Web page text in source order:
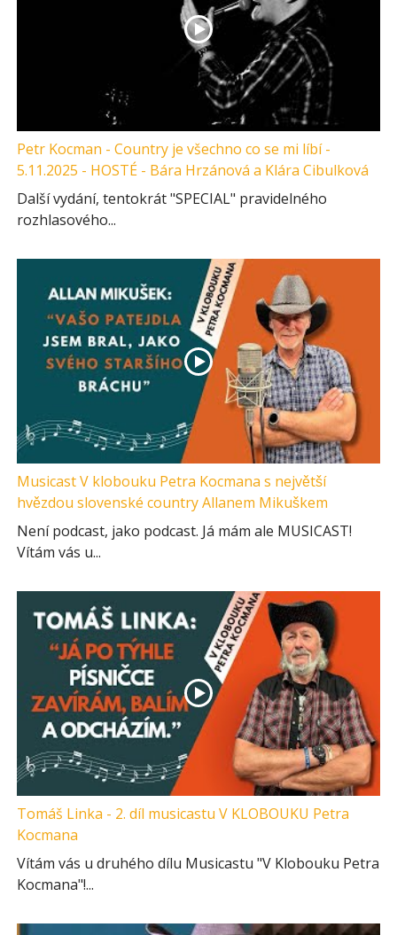
Petr Kocman - Country je všechno co se mi líbí -
5.11.2025 - HOSTÉ - Bára Hrzánová a Klára Cibulková
Další vydání, tentokrát "SPECIAL" pravidelného
rozhlasového...
Musicast V klobouku Petra Kocmana s největší
hvězdou slovenské country Allanem Mikuškem
Není podcast, jako podcast. Já mám ale MUSICAST!
Vítám vás u...
Tomáš Linka - 2. díl musicastu V KLOBOUKU Petra
Kocmana
Vítám vás u druhého dílu Musicastu "V Klobouku Petra
Kocmana"!...